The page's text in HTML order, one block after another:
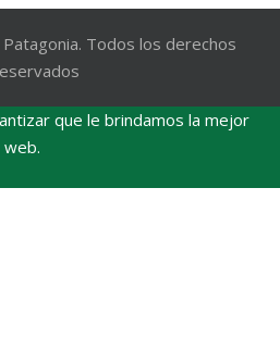
Todos los derechos
que le brindamos la mejor